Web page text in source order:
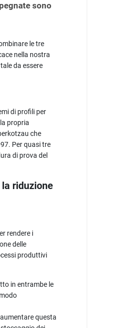
sono
le tre
nella nostra
da essere
di profili per
propria
che
Per quasi tre
di prova del
riduzione
rendere i
delle
produttivi
in entrambe le
questa